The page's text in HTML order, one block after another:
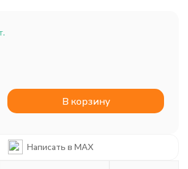
В корзину
Написать в MAX